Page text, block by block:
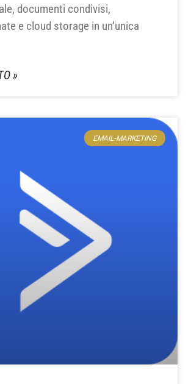
documenti condivisi,
e cloud storage in un’unica
»
EMAIL-MARKETING